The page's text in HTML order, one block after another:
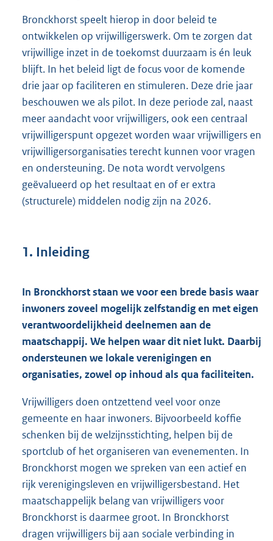
Bronckhorst speelt hierop in door beleid te
ontwikkelen op vrijwilligerswerk. Om te zorgen dat
vrijwillige inzet in de toekomst duurzaam is én leuk
blijft. In het beleid ligt de focus voor de komende
drie jaar op faciliteren en stimuleren. Deze drie jaar
beschouwen we als pilot. In deze periode zal, naast
meer aandacht voor vrijwilligers, ook een centraal
vrijwilligerspunt opgezet worden waar vrijwilligers en
vrijwilligersorganisaties terecht kunnen voor vragen
en ondersteuning. De nota wordt vervolgens
geëvalueerd op het resultaat en of er extra
(structurele) middelen nodig zijn na 2026.
1. Inleiding
In Bronckhorst staan we voor een brede basis waar
inwoners zoveel mogelijk zelfstandig en met eigen
verantwoordelijkheid deelnemen aan de
maatschappij. We helpen waar dit niet lukt. Daarbij
ondersteunen we lokale verenigingen en
organisaties, zowel op inhoud als qua faciliteiten.
Vrijwilligers doen ontzettend veel voor onze
gemeente en haar inwoners. Bijvoorbeeld koffie
schenken bij de welzijnsstichting, helpen bij de
sportclub of het organiseren van evenementen. In
Bronckhorst mogen we spreken van een actief en
rijk verenigingsleven en vrijwilligersbestand. Het
maatschappelijk belang van vrijwilligers voor
Bronckhorst is daarmee groot. In Bronckhorst
dragen vrijwilligers bij aan sociale verbinding in